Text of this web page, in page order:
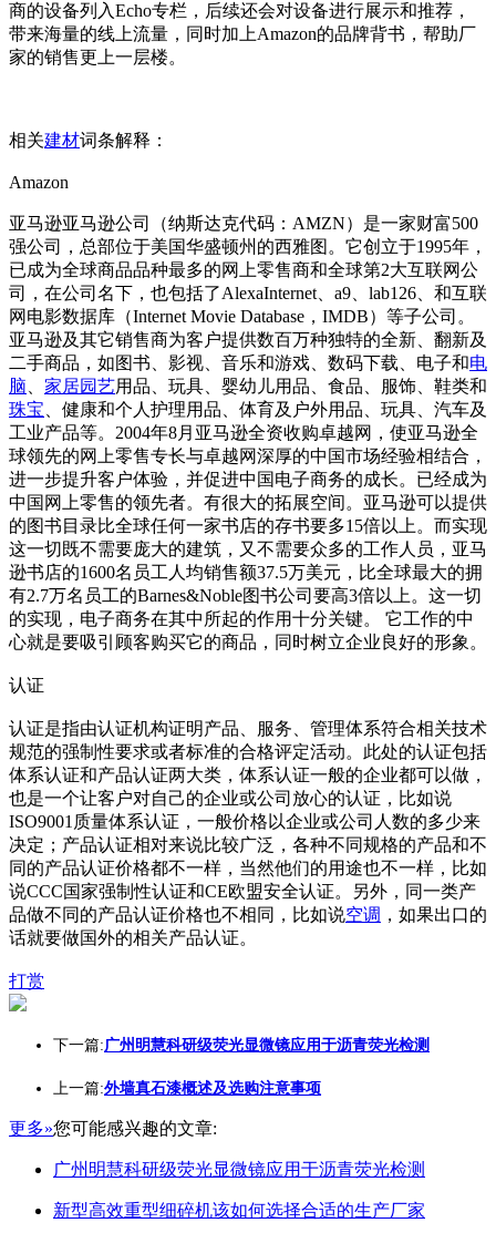
商的设备列入Echo专栏，后续还会对设备进行展示和推荐，
带来海量的线上流量，同时加上Amazon的品牌背书，帮助厂
家的销售更上一层楼。
相关建材词条解释：
Amazon
亚马逊亚马逊公司（纳斯达克代码：AMZN）是一家财富500
强公司，总部位于美国华盛顿州的西雅图。它创立于1995年，
已成为全球商品品种最多的网上零售商和全球第2大互联网公
司，在公司名下，也包括了AlexaInternet、a9、lab126、和互联
网电影数据库（Internet Movie Database，IMDB）等子公司。
亚马逊及其它销售商为客户提供数百万种独特的全新、翻新及
二手商品，如图书、影视、音乐和游戏、数码下载、电子和电
脑
家居园艺用品、玩具、婴幼儿用品、食品、服饰、鞋类和
珠宝 、健康和个人护理用品、体育及户外用品、玩具、汽车及
工业产品等。2004年8月亚马逊全资收购卓越网，使亚马逊全
球领先的网上零售专长与卓越网深厚的中国市场经验相结合，
进一步提升客户体验，并促进中国电子商务的成长。已经成为
中国网上零售的领先者。有很大的拓展空间。亚马逊可以提供
的图书目录比全球任何一家书店的存书要多15倍以上。而实现
这一切既不需要庞大的建筑，又不需要众多的工作人员，亚马
逊书店的1600名员工人均销售额37.5万美元，比全球最大的拥
有2.7万名员工的Barnes&Noble图书公司要高3倍以上。这一切
的实现，电子商务在其中所起的作用十分关键。 它工作的中
心就是要吸引顾客购买它的商品，同时树立企业良好的形象。
认证
认证是指由认证机构证明产品、服务、管理体系符合相关技术
规范的强制性要求或者标准的合格评定活动。此处的认证包括
体系认证和产品认证两大类，体系认证一般的企业都可以做，
也是一个让客户对自己的企业或公司放心的认证，比如说
ISO9001质量体系认证，一般价格以企业或公司人数的多少来
决定；产品认证相对来说比较广泛，各种不同规格的产品和不
同的产品认证价格都不一样，当然他们的用途也不一样，比如
说CCC国家强制性认证和CE欧盟安全认证。另外，同一类产
品做不同的产品认证价格也不相同，比如说空调 ，如果出口的
话就要做国外的相关产品认证。
打赏
下一篇:广州明慧科研级荧光显微镜应用于沥青荧光检测
上一篇:外墙真石漆概述及选购注意事项
更多»您可能感兴趣的文章:
广州明慧科研级荧光显微镜应用于沥青荧光检测
新型高效重型细碎机该如何选择合适的生产厂家